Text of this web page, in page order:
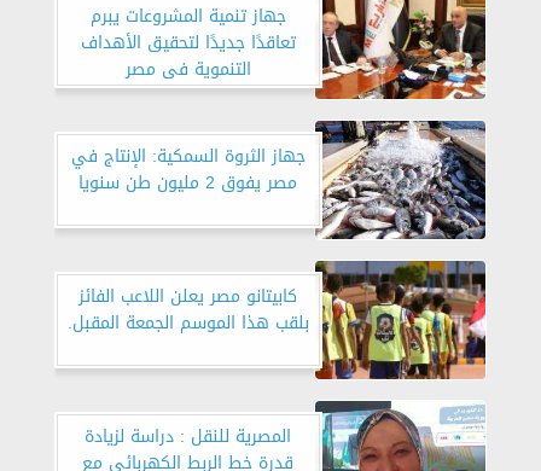
جهاز تنمية المشروعات يبرم
تعاقدًا جديدًا لتحقيق الأهداف
التنموية فى مصر
جهاز الثروة السمكية: الإنتاج في
مصر يفوق 2 مليون طن سنويا
كابيتانو مصر يعلن اللاعب الفائز
بلقب هذا الموسم الجمعة المقبل.
المصرية للنقل : دراسة لزيادة
قدرة خط الربط الكهربائي مع